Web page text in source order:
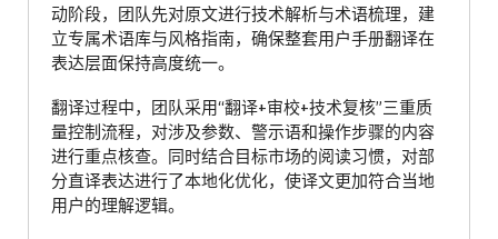
动阶段，团队先对原文进行技术解析与术语梳理，建
立专属术语库与风格指南，确保整套用户手册翻译在
表达层面保持高度统一。
翻译过程中，团队采用“翻译+审校+技术复核”三重质
量控制流程，对涉及参数、警示语和操作步骤的内容
进行重点核查。同时结合目标市场的阅读习惯，对部
分直译表达进行了本地化优化，使译文更加符合当地
用户的理解逻辑。